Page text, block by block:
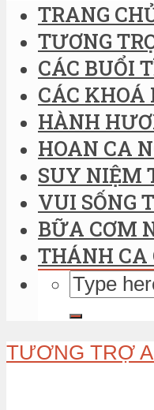
TRANG
TƯƠNG
CÁC BUỔI
CÁC KHOÁ
HÀNH
HOAN CA
SUY NIỆM
VUI SỐNG
BỮA CƠM
THÁNH CA
TƯƠNG TRỢ